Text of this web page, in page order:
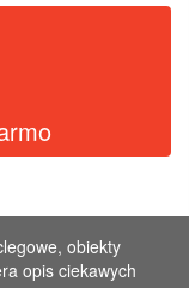
obiekty
opis ciekawych